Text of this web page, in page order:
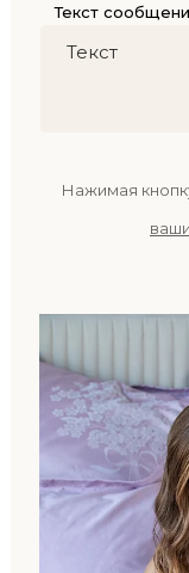
Текст
Нажимая